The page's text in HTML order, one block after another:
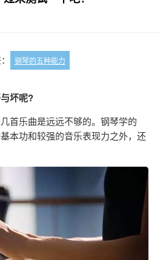
钢琴的五种能力
坏呢?
首乐曲是远远不够的。钢琴学的
本功和较强的音乐表现力之外，还